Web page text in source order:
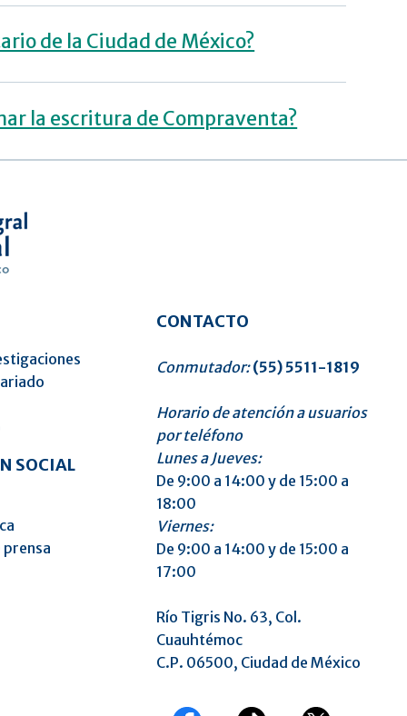
de la Ciudad de México?
la escritura de Compraventa?
SOCIAL
prensa
CONTACTO
Conmutador: (55) 5511-1819
Horario de atención a usuarios
por teléfono
Lunes a Jueves:
De 9:00 a 14:00 y de 15:00 a
18:00
Viernes:
De 9:00 a 14:00 y de 15:00 a
17:00
Río Tigris No. 63, Col.
Cuauhtémoc
C.P. 06500, Ciudad de México